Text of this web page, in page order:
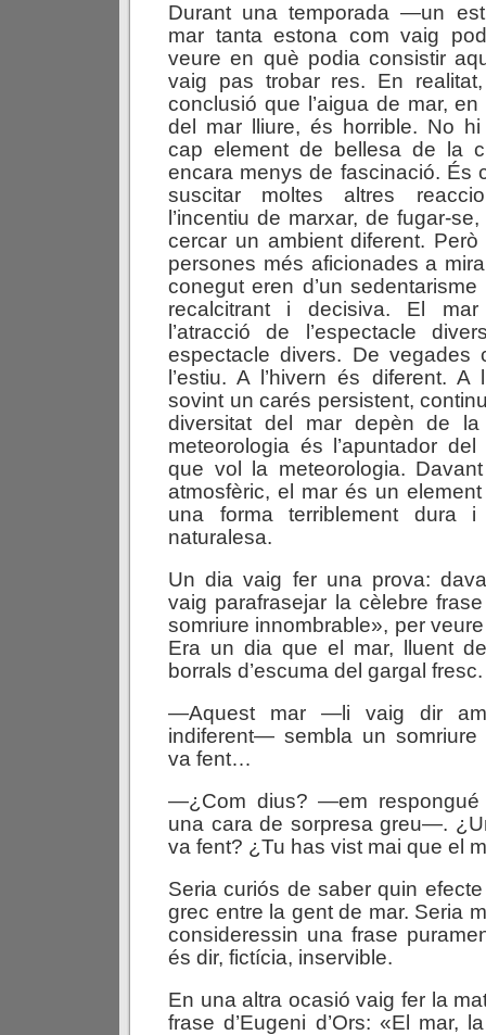
Durant una temporada —un
mar tanta estona com vaig
veure en què podia consistir
vaig pas trobar res. En
conclusió que l’aigua de mar, en
del mar lliure, és horrible. No
cap element de bellesa de la
encara menys de fascinació. És
suscitar moltes altres
l’incentiu de marxar, de fugar-
cercar un ambient diferent.
persones més aficionades a
conegut eren d’un sedentarisme
recalcitrant i decisiva. El
l’atracció de l’espectacle
espectacle divers. De vegades
l’estiu. A l’hivern és diferent. A
sovint un carés persistent,
diversitat del mar depèn de la
meteorologia és l’apuntador
que vol la meteorologia.
atmosfèric, el mar és un
una forma terriblement dura
naturalesa.
Un dia vaig fer una prova:
vaig parafrasejar la cèlebre frase
somriure innombrable», per
Era un dia que el mar, lluent
borrals d’escuma del gargal fresc.
—Aquest mar —li vaig dir
indiferent— sembla un
va fent…
—¿Com dius? —em respongué
una cara de sorpresa greu—.
va fent? ¿Tu has vist mai que el
Seria curiós de saber quin
grec entre la gent de mar. Seria
consideressin una frase
és dir, fictícia, inservible.
En una altra ocasió vaig fer la
frase d’Eugeni d’Ors: «El mar,